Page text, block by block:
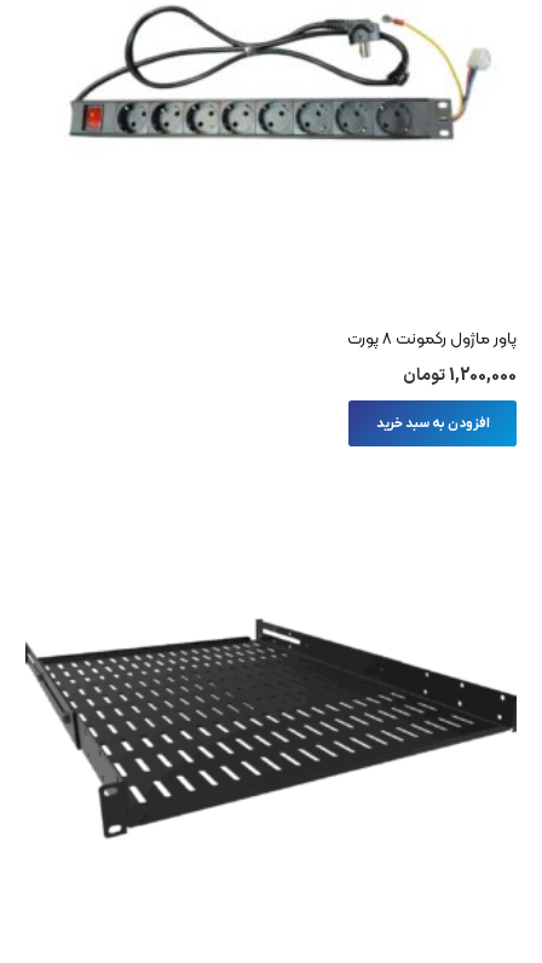
پاور ماژول رکمونت 8 پورت
1,200,000تومان
افزودن به سبد خرید